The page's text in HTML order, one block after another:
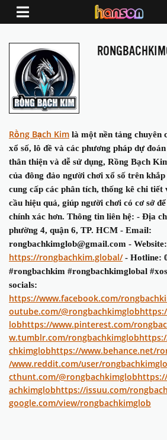
Rồng Bạch Kim là một nền tảng chuyên
xổ số, lô đề và các phương pháp dự
thân thiện và dễ sử dụng, Rồng Bạch
của đông đảo người chơi xổ số trên
cung cấp các phân tích, thống kê chi tiết
cầu hiệu quả, giúp người chơi có cơ sở
chính xác hơn. Thông tin liên hệ: - Địa
phường 4, quận 6, TP. HCM - Email:
rongbachkimglob@gmail.com - Website:
https://rongbachkim.global/- Hotline:
#rongbachkim #rongbachkimglobal
socials:
https://www.facebook.com/
outube.com/@rongbachkimglob
lobhttps://www.pinterest.com/
w.tumblr.com/rongbachkimglob
chkimglobhttps://www.behance.net/
/www.reddit.com/user/
cthunt.com/@rongbachkimglob
achkimglobhttps://issuu.com/
google.com/view/rongbachkimglob